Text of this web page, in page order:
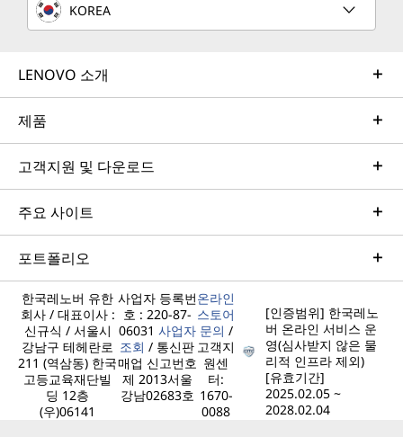
KOREA
LENOVO 소개
제품
고객지원 및 다운로드
주요 사이트
포트폴리오
한국레노버 유한
회사 / 대표이사 :
신규식 / 서울시
강남구 테헤란로
211 (역삼동) 한국
고등교육재단빌
딩 12층
(우)06141
사업자 등록번
호 : 220-87-
06031 사업자
조회 / 통신판
매업 신고번호
제 2013서울
강남02683호
온라인
스토어
문의 /
고객지
원센
터:
1670-
0088
[인증범위] 한국레노
버 온라인 서비스 운
영(심사받지 않은 물
리적 인프라 제외)
[유효기간]
2025.02.05 ~
2028.02.04